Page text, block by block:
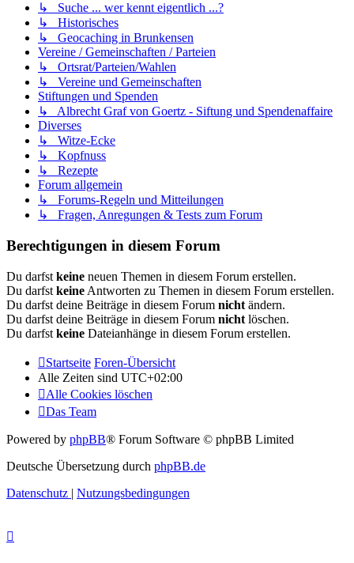
↳ Suche ... wer kennt eigentlich ...?
↳ Historisches
↳ Geocaching in Brunkensen
Vereine / Gemeinschaften / Parteien
↳ Ortsrat/Parteien/Wahlen
↳ Vereine und Gemeinschaften
Stiftungen und Spenden
↳ Albrecht Graf von Goertz - Siftung und Spendenaffaire
Diverses
↳ Witze-Ecke
↳ Kopfnuss
↳ Rezepte
Forum allgemein
↳ Forums-Regeln und Mitteilungen
↳ Fragen, Anregungen & Tests zum Forum
Berechtigungen in diesem Forum
Du darfst keine neuen Themen in diesem Forum erstellen.
Du darfst keine Antworten zu Themen in diesem Forum erstellen.
Du darfst deine Beiträge in diesem Forum nicht ändern.
Du darfst deine Beiträge in diesem Forum nicht löschen.
Du darfst keine Dateianhänge in diesem Forum erstellen.
Startseite Foren-Übersicht
Alle Zeiten sind UTC+02:00
Alle Cookies löschen
Das Team
Powered by phpBB® Forum Software © phpBB Limited
Deutsche Übersetzung durch phpBB.de
Datenschutz | Nutzungsbedingungen